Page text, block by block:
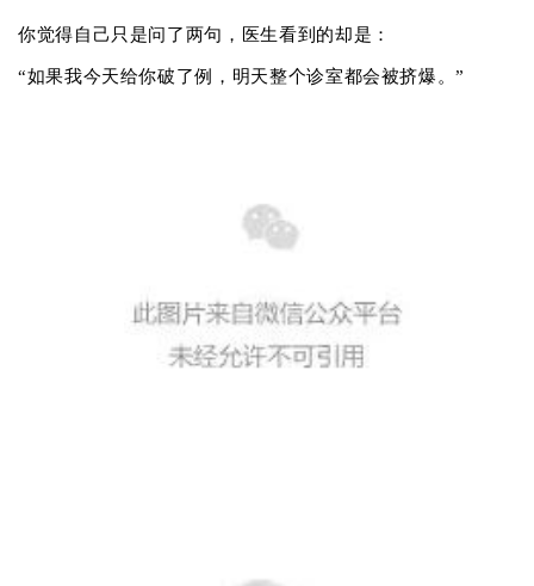
你觉得自己只是问了两句，医生看到的却是：
“如果我今天给你破了例，明天整个诊室都会被挤爆。”